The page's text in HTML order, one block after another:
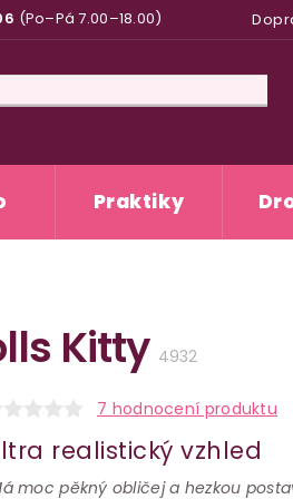
(Po–Pá 7.00–18.00)
Praktiky
Kitty 4932
7 hodnocení produktu
realistický vzhled
moc pěkný obličej a hezkou